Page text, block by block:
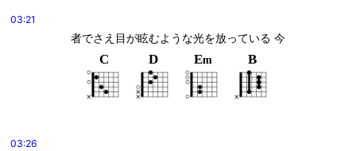
03:21
者でさえ目が眩むような光を放っている 今
C D Em B
03:26